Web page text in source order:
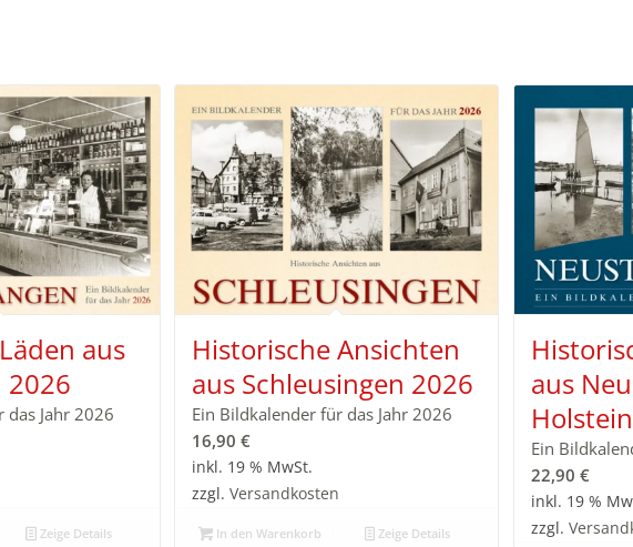
aus
2026
Jahr 2026
Zeige Details
Historische Ansichten
aus Schleusingen 2026
Ein Bildkalender für das Jahr 2026
16,90€
inkl. 19 % MwSt.
zzgl.Versandkosten
In den Warenkorb Zeige Details
aus
Ein
22,90 €
inkl. 19 %
zzgl.